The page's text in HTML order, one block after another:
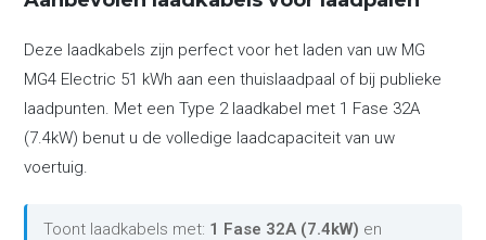
Deze laadkabels zijn perfect voor het laden van uw MG
MG4 Electric 51 kWh aan een thuislaadpaal of bij publieke
laadpunten. Met een Type 2 laadkabel met 1 Fase 32A
(7.4kW) benut u de volledige laadcapaciteit van uw
voertuig.
Toont laadkabels met: 1 Fase 32A (7.4kW) en